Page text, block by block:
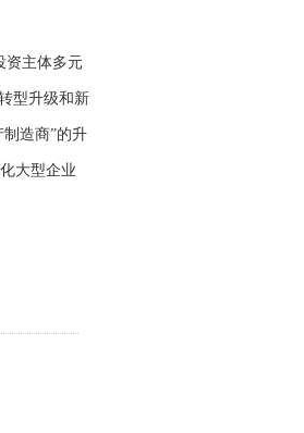
资主体多元
型升级和新
造商”的升
大型企业